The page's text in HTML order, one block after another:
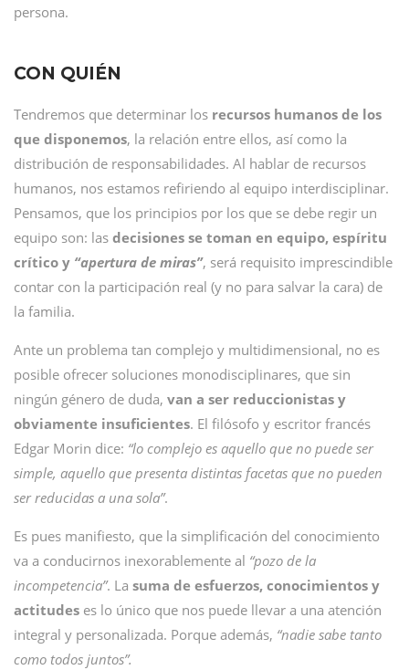
persona.
CON QUIÉN
Tendremos que determinar los recursos humanos de los
que disponemos, la relación entre ellos, así como la
distribución de responsabilidades. Al hablar de recursos
humanos, nos estamos refiriendo al equipo interdisciplinar.
Pensamos, que los principios por los que se debe regir un
equipo son: las decisiones se toman en equipo, espíritu
crítico y “apertura de miras”, será requisito imprescindible
contar con la participación real (y no para salvar la cara) de
la familia.
Ante un problema tan complejo y multidimensional, no es
posible ofrecer soluciones monodisciplinares, que sin
ningún género de duda, van a ser reduccionistas y
obviamente insuficientes. El filósofo y escritor francés
Edgar Morin dice: “lo complejo es aquello que no puede ser
simple, aquello que presenta distintas facetas que no pueden
ser reducidas a una sola”.
Es pues manifiesto, que la simplificación del conocimiento
va a conducirnos inexorablemente al “pozo de la
incompetencia”. La suma de esfuerzos, conocimientos y
actitudes es lo único que nos puede llevar a una atención
integral y personalizada. Porque además, “nadie sabe tanto
como todos juntos”.